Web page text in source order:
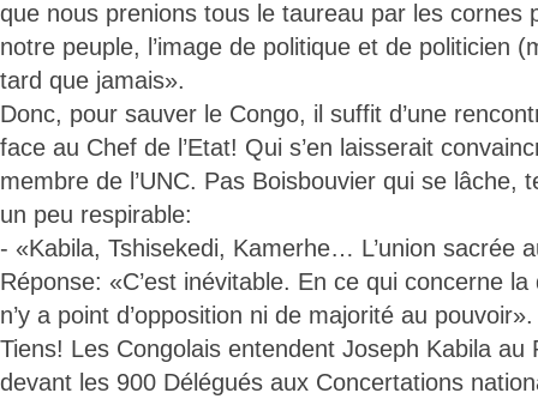
que nous prenions tous le taureau par les cornes
notre peuple, l’image de politique et de politicien
tard que jamais».
Donc, pour sauver le Congo, il suffit d’une
face au Chef de l’Etat! Qui s’en laisserait
membre de l’UNC. Pas Boisbouvier qui se lâche,
un peu respirable:
- «Kabila, Tshisekedi, Kamerhe… L’union sacrée
Réponse: «C’est inévitable. En ce qui concerne
n’y a point d’opposition ni de majorité au pouvoir».
Tiens! Les Congolais entendent Joseph Kabila au
devant les 900 Délégués aux Concertations